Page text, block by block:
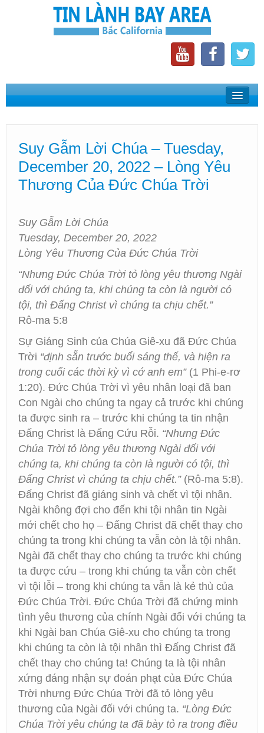
Home
Phát Thanh Tin Lành Bay Area
Các Hội Thánh Bắc California
Suy Gẫm Lời Chúa – Tuesday,
December 20, 2022 – Lòng Yêu
Thương Của Đức Chúa Trời
Suy Gẫm Lời Chúa
Tuesday, December 20, 2022
Lòng Yêu Thương Của Đức Chúa Trời
“Nhưng Đức Chúa Trời tỏ lòng yêu thương Ngài
đối với chúng ta, khi chúng ta còn là người có
tội, thì Đấng Christ vì chúng ta chịu chết.”
Rô-ma 5:8
Sự Giáng Sinh của Chúa Giê-xu đã Đức Chúa
Trời “định sẵn trước buổi sáng thế, và hiện ra
trong cuối các thời kỳ vì cớ anh em”(1 Phi-e-rơ
1:20). Đức Chúa Trời vì yêu nhân loại đã ban
Con Ngài cho chúng ta ngay cả trước khi chúng
ta được sinh ra – trước khi chúng ta tin nhận
Đấng Christ là Đấng Cứu Rỗi. “Nhưng Đức
Chúa Trời tỏ lòng yêu thương Ngài đối với
chúng ta, khi chúng ta còn là người có tội, thì
Đấng Christ vì chúng ta chịu chết.”(Rô-ma 5:8).
Đấng Christ đã giáng sinh và chết vì tội nhân.
Ngài không đợi cho đến khi tội nhân tin Ngài
mới chết cho họ – Đấng Christ đã chết thay cho
chúng ta trong khi chúng ta vẫn còn là tội nhân.
Ngài đã chết thay cho chúng ta trước khi chúng
ta được cứu – trong khi chúng ta vẫn còn chết
vì tội lỗi – trong khi chúng ta vẫn là kẻ thù của
Đức Chúa Trời. Đức Chúa Trời đã chứng minh
tình yêu thương của chính Ngài đối với chúng ta
khi Ngài ban Chúa Giê-xu cho chúng ta trong
khi chúng ta còn là tội nhân thì Đấng Christ đã
chết thay cho chúng ta! Chúng ta là tội nhân
xứng đáng nhận sự đoán phạt của Đức Chúa
Trời nhưng Đức Chúa Trời đã tỏ lòng yêu
thương của Ngài đối với chúng ta. “Lòng Đức
Chúa Trời yêu chúng ta đã bày tỏ ra trong điều